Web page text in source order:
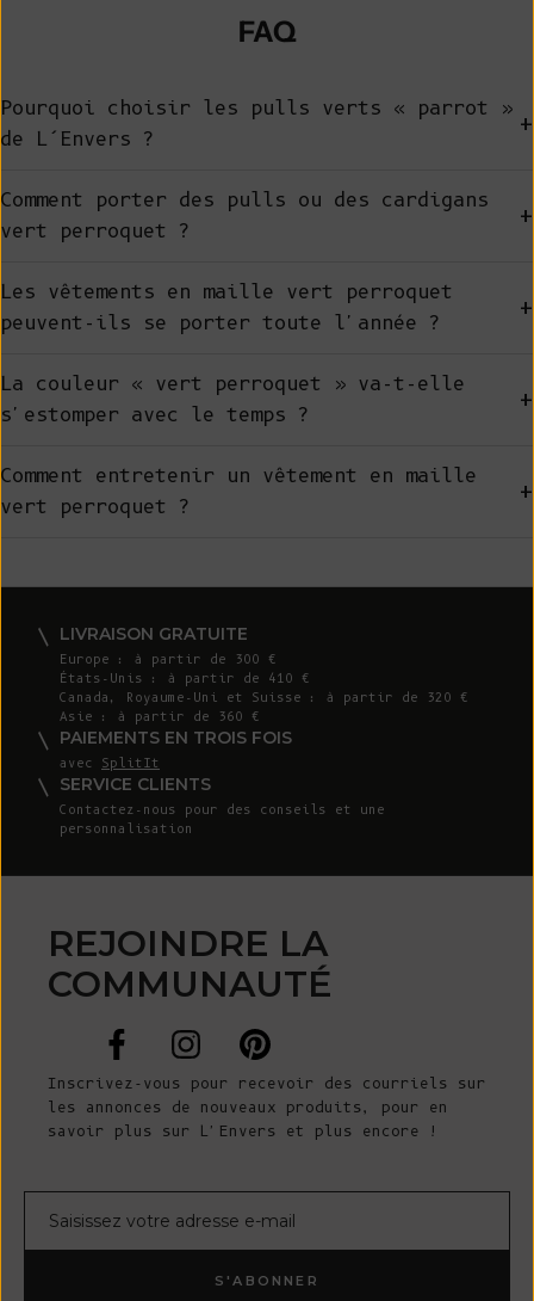
FAQ
Pourquoi choisir les pulls verts « parrot »
de L’Envers ?
+
Comment porter des pulls ou des cardigans
vert perroquet ?
+
Les vêtements en maille vert perroquet
peuvent-ils se porter toute l'année ?
+
La couleur « vert perroquet » va-t-elle
s'estomper avec le temps ?
+
Comment entretenir un vêtement en maille
vert perroquet ?
+
LIVRAISON GRATUITE
Europe : à partir de 300 €
États-Unis : à partir de 410 €
Canada, Royaume-Uni et Suisse : à partir de 320 €
Asie : à partir de 360 €
PAIEMENTS EN TROIS FOIS
avec SplitIt
SERVICE CLIENTS
Contactez-nous pour des conseils et une
personnalisation
REJOINDRE LA
COMMUNAUTÉ
Inscrivez-vous pour recevoir des courriels sur
les annonces de nouveaux produits, pour en
savoir plus sur L'Envers et plus encore !
S'ABONNER